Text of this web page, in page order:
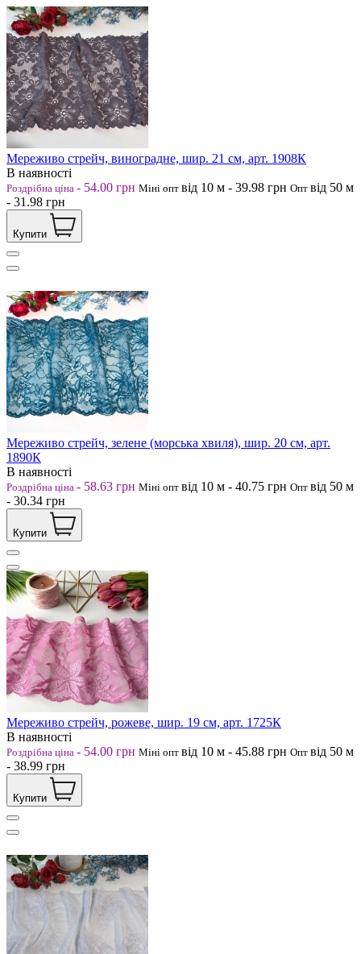
Мереживо стрейч, виноградне, шир. 21 см, арт. 1908К
В наявності
Роздрібна ціна - 54.00 грн Міні опт від 10 м - 39.98 грн Опт від 50 м
- 31.98 грн
Купити
Мереживо стрейч, зелене (морська хвиля), шир. 20 см, арт.
1890К
В наявності
Роздрібна ціна - 58.63 грн Міні опт від 10 м - 40.75 грн Опт від 50 м
- 30.34 грн
Купити
Мереживо стрейч, рожеве, шир. 19 см, арт. 1725К
В наявності
Роздрібна ціна - 54.00 грн Міні опт від 10 м - 45.88 грн Опт від 50 м
- 38.99 грн
Купити